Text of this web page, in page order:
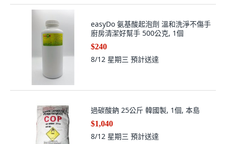
easyDo 氨基酸起泡劑 溫和洗淨不傷手
廚房清潔好幫手 500公克, 1個
$240
8/12 星期三 預計送達
過碳酸鈉 25公斤 韓國製, 1個, 本島
$1,040
8/12 星期三 預計送達